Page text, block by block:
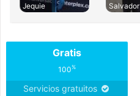
Jequie
Salvador
Gratis
100%
Servicios gratuitos